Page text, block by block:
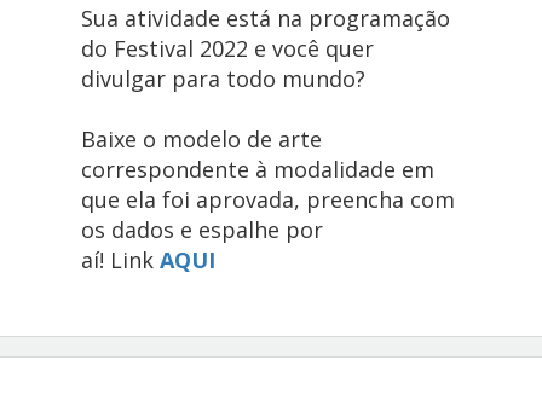
Sua atividade está na programação
do Festival 2022 e você quer
divulgar para todo mundo?
Baixe o modelo de arte
correspondente à modalidade em
que ela foi aprovada, preencha com
os dados e espalhe por
aí! LinkAQUI